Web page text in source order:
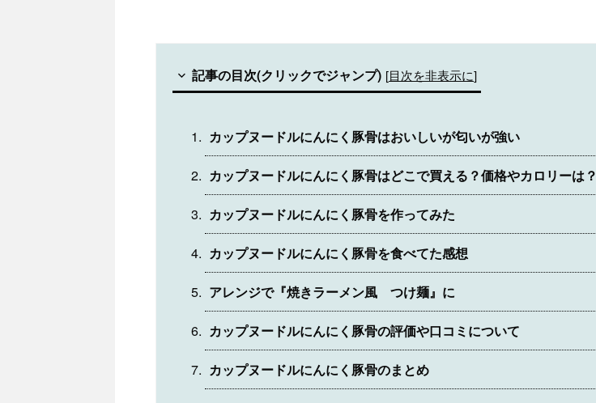
記事の目次(クリックでジャンプ) [目次を非表示に]
カップヌードルにんにく豚骨はおいしいが匂いが強い
カップヌードルにんにく豚骨はどこで買える？価格やカロリーは？
カップヌードルにんにく豚骨を作ってみた
カップヌードルにんにく豚骨を食べてた感想
アレンジで『焼きラーメン風 つけ麺』に
カップヌードルにんにく豚骨の評価や口コミについて
カップヌードルにんにく豚骨のまとめ